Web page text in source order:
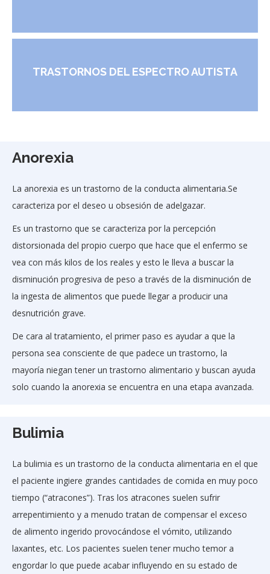
TRASTORNOS DEL ESPECTRO AUTISTA
Anorexia
La anorexia es un trastorno de la conducta alimentaria.Se
caracteriza por el deseo u obsesión de adelgazar.
Es un trastorno que se caracteriza por la percepción
distorsionada del propio cuerpo que hace que el enfermo se
vea con más kilos de los reales y esto le lleva a buscar la
disminución progresiva de peso a través de la disminución de
la ingesta de alimentos que puede llegar a producir una
desnutrición grave.
De cara al tratamiento, el primer paso es ayudar a que la
persona sea consciente de que padece un trastorno, la
mayoría niegan tener un trastorno alimentario y buscan ayuda
solo cuando la anorexia se encuentra en una etapa avanzada.
Bulimia
La bulimia es un trastorno de la conducta alimentaria en el que
el paciente ingiere grandes cantidades de comida en muy poco
tiempo (“atracones”). Tras los atracones suelen sufrir
arrepentimiento y a menudo tratan de compensar el exceso
de alimento ingerido provocándose el vómito, utilizando
laxantes, etc. Los pacientes suelen tener mucho temor a
engordar lo que puede acabar influyendo en su estado de